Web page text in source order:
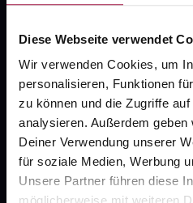
Diese Webseite verwendet
Wir verwenden Cookies, um
personalisieren, Funktionen
zu können und die Zugriffe
analysieren. Außerdem
Deiner Verwendung unserer
für soziale Medien, Werbung
Unsere Partner führen diese
Über uns
Karriere